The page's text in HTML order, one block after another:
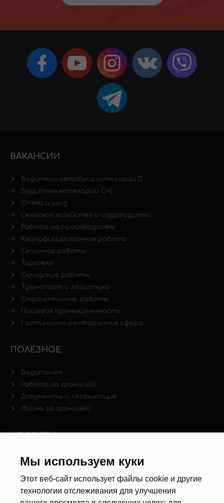
Мы используем куки
Этот веб-сайт использует файлы cookie и другие
технологии отслеживания для улучшения
ВАКАНСИИ
Водитель автобуса категории D
Водитель категории C+E
Опека и уход
Сельское хозяйство и садоводство
Работа на производстве
Квалифицированная работа
Сезонная работа
Торговля
Складские работы
Транспорт и логистика
Строительные работы
Пищевая промышленность
Гостинично-ресторанная сфера
ПОЛЕЗНОЕ
Водителям
Работа за границей
Документы и легализация
Жизнь за границей
НОВОСТИ
Новости рынка труда